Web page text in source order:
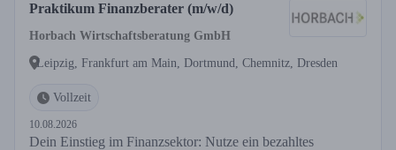
Praktikum Finanzberater (m/w/d)
Horbach Wirtschaftsberatung GmbH
Leipzig, Frankfurt am Main, Dortmund, Chemnitz, Dresden
Vollzeit
10.08.2026
Dein Einstieg im Finanzsektor: Nutze ein bezahltes